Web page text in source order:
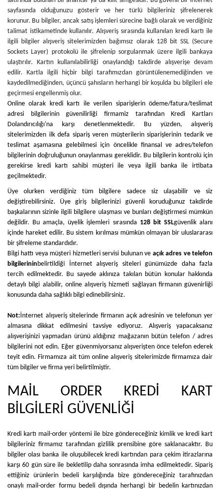
sayfasında olduğunuzu gösterir ve her türlü bilgileriniz şifrelenerek
korunur. Bu bilgiler, ancak satış işlemleri sürecine bağlı olarak ve verdiğiniz
talimat istikametinde kullanılır. Alışveriş sırasında kullanılan kredi kartı ile
ilgili bilgiler alışveriş sitelerimizden bağımsız olarak 128 bit SSL (Secure
Sockets Layer) protokolü ile şifrelenip sorgulanmak üzere ilgili bankaya
ulaştırılır. Kartın kullanılabilirliği onaylandığı takdirde alışverişe devam
edilir. Kartla ilgili hiçbir bilgi tarafımızdan görüntülenemediğinden ve
kaydedilmediğinden, üçüncü şahısların herhangi bir koşulda bu bilgileri ele
geçirmesi engellenmiş olur.
Online olarak kredi kartı ile verilen siparişlerin ödeme/fatura/teslimat
adresi bilgilerinin güvenilirliği firmamiz tarafından Kredi Kartları
Dolandırıcılığı'na karşı denetlenmektedir. Bu yüzden, alışveriş
sitelerimizden ilk defa sipariş veren müşterilerin siparişlerinin tedarik ve
teslimat aşamasına gelebilmesi için öncelikle finansal ve adres/telefon
bilgilerinin doğruluğunun onaylanması gereklidir. Bu bilgilerin kontrolü için
gerekirse kredi kartı sahibi müşteri ile veya ilgili banka ile irtibata
geçilmektedir.
Üye olurken verdiğiniz tüm bilgilere sadece siz ulaşabilir ve siz
değiştirebilirsiniz. Üye giriş bilgilerinizi güvenli koruduğunuz takdirde
başkalarının sizinle ilgili bilgilere ulaşması ve bunları değiştirmesi mümkün
değildir. Bu amaçla, üyelik işlemleri sırasında 128 bit SSLgüvenlik alanı
içinde hareket edilir. Bu sistem kırılması mümkün olmayan bir uluslararası
bir şifreleme standardıdır.
Bilgi hattı veya müşteri hizmetleri servisi bulunan ve açık adres ve telefon
bilgilerininbelirtildiği İnternet alışveriş siteleri günümüzde daha fazla
tercih edilmektedir. Bu sayede aklınıza takılan bütün konular hakkında
detaylı bilgi alabilir, online alışveriş hizmeti sağlayan firmanın güvenirliği
konusunda daha sağlıklı bilgi edinebilirsiniz.
Not:İnternet alışveriş sitelerinde firmanın açık adresinin ve telefonun yer
almasına dikkat edilmesini tavsiye ediyoruz. Alışveriş yapacaksanız
alışverişinizi yapmadan ürünü aldığınız mağazanın bütün telefon / adres
bilgilerini not edin. Eğer güvenmiyorsanız alışverişten önce telefon ederek
teyit edin. Firmamıza ait tüm online alışveriş sitelerimizde firmamıza dair
tüm bilgiler ve firma yeri belirtilmiştir.
MAİL ORDER KREDİ KART
BİLGİLERİ GÜVENLİĞİ
Kredi kartı mail-order yöntemi ile bize göndereceğiniz kimlik ve kredi kart
bilgileriniz firmamız tarafından gizlilik prensibine göre saklanacaktır. Bu
bilgiler olası banka ile oluşubilecek kredi kartından para çekim itirazlarına
karşı 60 gün süre ile bekletilip daha sonrasında imha edilmektedir. Sipariş
ettiğiniz ürünlerin bedeli karşılığında bize göndereceğiniz tarafınızdan
onaylı mail-order formu bedeli dışında herhangi bir bedelin kartınızdan